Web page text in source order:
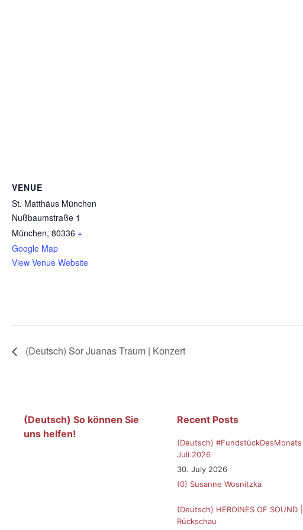
VENUE
St. Matthäus München
Nußbaumstraße 1
München, 80336 +
Google Map
View Venue Website
(Deutsch) Sor Juanas Traum | Konzert
(Deutsch) So können Sie
uns helfen!
Recent Posts
(Deutsch) #FundstückDesMonats |
Juli 2026
30. July 2026
(0) Susanne Wosnitzka
(Deutsch) HEROINES OF SOUND |
Rückschau